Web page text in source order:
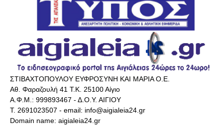
ΣΤΙΒΑΧΤΟΠΟΥΛΟΥ ΕΥΦΡΟΣΥΝΗ ΚΑΙ ΜΑΡΙΑ Ο.Ε.
Αθ. Φαραζουλή 41 Τ.Κ. 25100 Αίγιο
Α.Φ.Μ.: 999893467 - Δ.Ο.Υ. ΑΙΓΙΟΥ
Τ. 2691023507 - email: info@aigialeia24.gr
Domain name: aigialeia24.gr